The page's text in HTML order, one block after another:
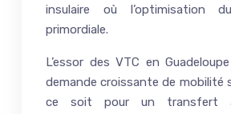
insulaire où l’optimisation
primordiale.
L’essor des VTC en
demande croissante de mobilité
ce soit pour un transfert